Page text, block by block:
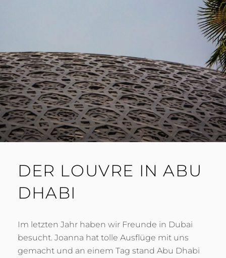
DER LOUVRE IN ABU
DHABI
Im letzten Jahr haben wir Freunde in Dubai
besucht. Joanna hat tolle Ausflüge mit uns
gemacht und an einem Tag stand Abu Dhabi